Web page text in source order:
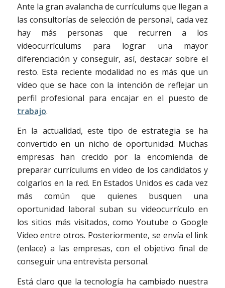
Ante la gran avalancha de currículums que llegan a
las consultorías de selección de personal, cada vez
hay más personas que recurren a los
videocurrículums para lograr una mayor
diferenciación y conseguir, así, destacar sobre el
resto. Esta reciente modalidad no es más que un
vídeo que se hace con la intención de reflejar un
perfil profesional para encajar en el puesto de
trabajo.
En la actualidad, este tipo de estrategia se ha
convertido en un nicho de oportunidad. Muchas
empresas han crecido por la encomienda de
preparar currículums en video de los candidatos y
colgarlos en la red. En Estados Unidos es cada vez
más común que quienes busquen una
oportunidad laboral suban su videocurrículo en
los sitios más visitados, como Youtube o Google
Video entre otros. Posteriormente, se envía el link
(enlace) a las empresas, con el objetivo final de
conseguir una entrevista personal.
Está claro que la tecnología ha cambiado nuestra